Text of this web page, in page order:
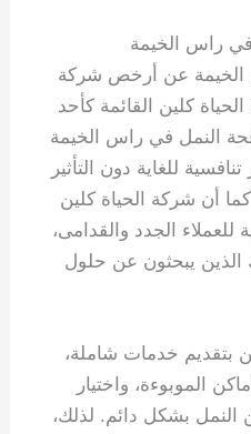
راس الخيمة
الخيمة عن أرخص شركة
كلين القائمة كأحد
النمل في راس الخيمة
للغاية دون التأثير
أن شركة الحياة كلين
الجدد والقدامى،
الذين يبحثون عن حلول
بتقديم خدمات شاملة،
الموبوءة، واختيار
النمل بشكل دائم. لذلك،